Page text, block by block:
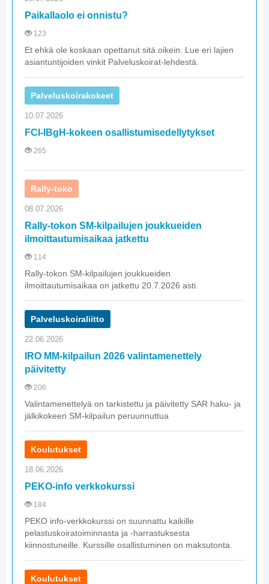
Paikallaolo ei onnistu?
123
Et ehkä ole koskaan opettanut sitä oikein. Lue eri lajien
asiantuntijoiden vinkit Palveluskoirat-lehdestä.
Palveluskoirakokeet
10.07.2026
FCI-IBgH-kokeen osallistumisedellytykset
265
Rally-toko
08.07.2026
Rally-tokon SM-kilpailujen joukkueiden
ilmoittautumisaikaa jatkettu
114
Rally-tokon SM-kilpailujen joukkueiden
ilmoittautumisaikaa on jatkettu 20.7.2026 asti.
Palveluskoiraliitto
22.06.2026
IRO MM-kilpailun 2026 valintamenettely
päivitetty
206
Valintamenettelyä on tarkistettu ja päivitetty SAR haku- ja
jälkikokeen SM-kilpailun peruunnuttua
Koulutukset
18.06.2026
PEKO-info verkkokurssi
184
PEKO info-verkkokurssi on suunnattu kaikille
pelastuskoiratoiminnasta ja -harrastuksesta
kiinnostuneille. Kurssille osallistuminen on maksutonta.
Koulutukset